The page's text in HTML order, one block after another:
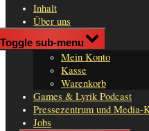
Inhalt
Über uns
Shop
Toggle sub-menu
Mein Konto
Kasse
Warenkorb
Games & Lyrik Podcast
Pressezentrum und Media-
Jobs